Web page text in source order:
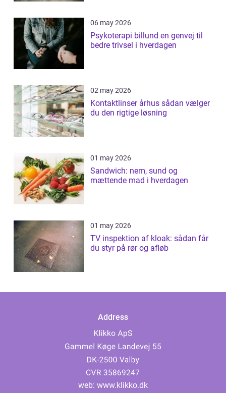
06 may 2026
Psykoterapi billund en genvej til
bedre trivsel i hverdagen
02 may 2026
Kontaktlinser århus sådan vælger
du den rigtige løsning
01 may 2026
Sandwich: nem, sund og
mættende mad i hverdagen
01 may 2026
TV inspektion af kloak: sådan får
du styr på rør og afløb
Address
web: www.klikko.dk